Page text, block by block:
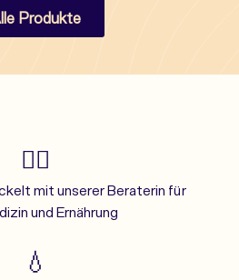
Produkte
👩‍⚕️
mit unserer Beraterin für
und Ernährung
💧